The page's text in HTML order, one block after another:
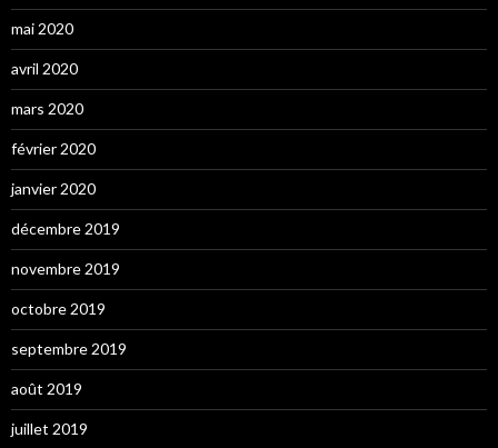
mai 2020
avril 2020
mars 2020
février 2020
janvier 2020
décembre 2019
novembre 2019
octobre 2019
septembre 2019
août 2019
juillet 2019